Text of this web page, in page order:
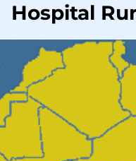
Hospital